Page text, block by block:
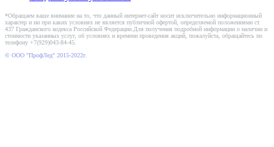
*Обращаем ваше внимание на то, что данный интернет-сайт носит исключительно информационный
характер и ни при каких условиях не является публичной офертой, определяемой положениями ст.
437 Гражданского кодекса Российской Федерации.Для получения подробной информации о наличии и
стоимости указанных услуг, об условиях и времени проведения акций, пожалуйста, обращайтесь по
телефону +7(929)043-84-45.
© ООО "ПрофЛед" 2015-2022г.